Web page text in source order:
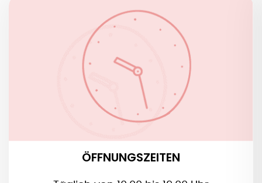
ÖFFNUNGSZEITEN
ÖFFNUNGSZEITEN
Täglich von 10.00 bis 19.00 Uhr
Ticket-Office schließt um 18.30 Uhr
Feiertage:
1. Januar, Ostersonntag und 25. Dezember
geschlossen
2. November: 9.00 bis 15.00 Uhr
24. und 31. Dezember: 9.00 bis 14.30 Uhr